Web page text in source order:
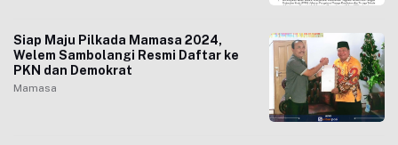
Siap Maju Pilkada Mamasa 2024,
Welem Sambolangi Resmi Daftar ke
PKN dan Demokrat
Mamasa